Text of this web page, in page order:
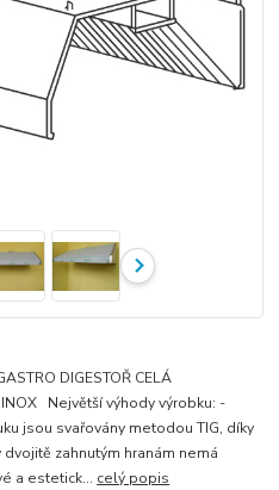
DIGESTOŘ CELÁ
INOX Největší výhody výrobku: -
jsou svařovány metodou TIG, díky
zahnutým hranám nemá
a estetick... celý popis